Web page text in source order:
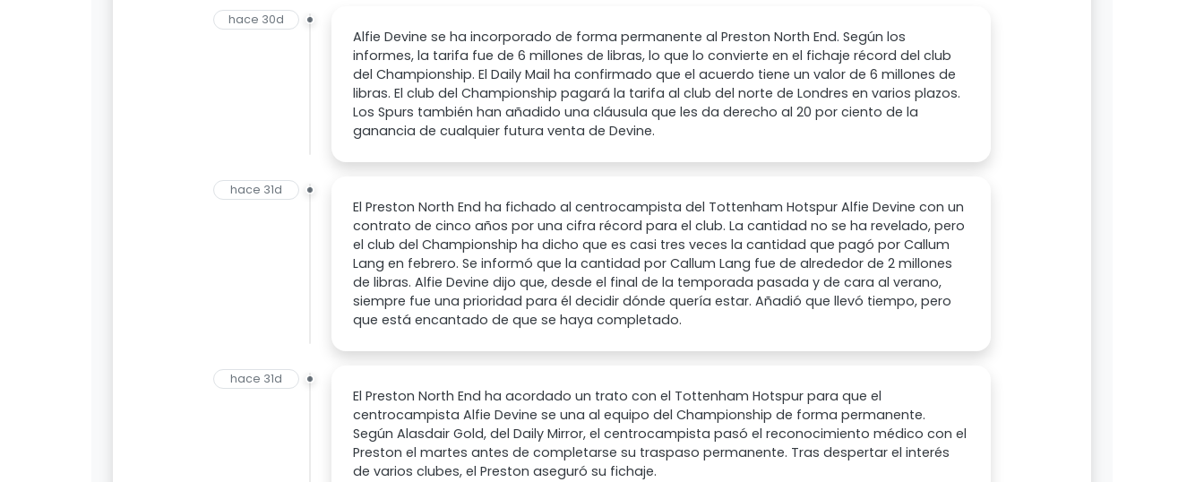
hace 30d
Alfie Devine se ha incorporado de forma permanente al Preston North End. Según los
informes, la tarifa fue de 6 millones de libras, lo que lo convierte en el fichaje récord del club
del Championship. El Daily Mail ha confirmado que el acuerdo tiene un valor de 6 millones de
libras. El club del Championship pagará la tarifa al club del norte de Londres en varios plazos.
Los Spurs también han añadido una cláusula que les da derecho al 20 por ciento de la
ganancia de cualquier futura venta de Devine.
hace 31d
El Preston North End ha fichado al centrocampista del Tottenham Hotspur Alfie Devine con un
contrato de cinco años por una cifra récord para el club. La cantidad no se ha revelado, pero
el club del Championship ha dicho que es casi tres veces la cantidad que pagó por Callum
Lang en febrero. Se informó que la cantidad por Callum Lang fue de alrededor de 2 millones
de libras. Alfie Devine dijo que, desde el final de la temporada pasada y de cara al verano,
siempre fue una prioridad para él decidir dónde quería estar. Añadió que llevó tiempo, pero
que está encantado de que se haya completado.
hace 31d
El Preston North End ha acordado un trato con el Tottenham Hotspur para que el
centrocampista Alfie Devine se una al equipo del Championship de forma permanente.
Según Alasdair Gold, del Daily Mirror, el centrocampista pasó el reconocimiento médico con el
Preston el martes antes de completarse su traspaso permanente. Tras despertar el interés
de varios clubes, el Preston aseguró su fichaje.